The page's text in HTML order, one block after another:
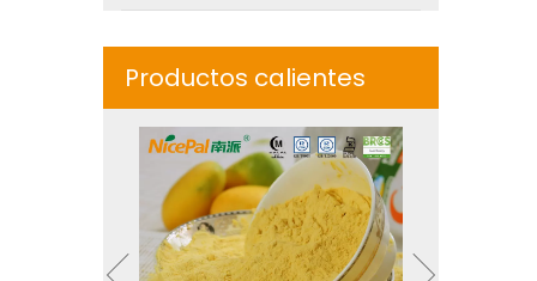
Productos calientes